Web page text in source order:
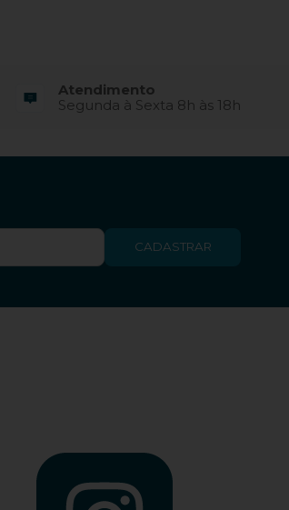
Atendimento
Segunda à Sexta 8h às 18h
CADASTRAR